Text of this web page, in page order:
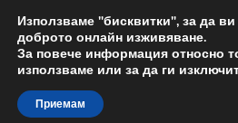
ДОСТАВКА от
Доставка по
Skip
to
Skip
to
Използваме "бисквитки", за да
доброто онлайн изживяване.
За повече информация относно
използваме или за да ги
Приемам